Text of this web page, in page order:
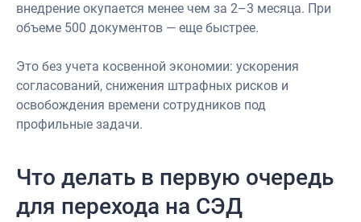
внедрение окупается менее чем за 2–3 месяца. При
объеме 500 документов — еще быстрее.
Это без учета косвенной экономии: ускорения
согласований, снижения штрафных рисков и
освобождения времени сотрудников под
профильные задачи.
Что делать в первую очередь
для перехода на СЭД